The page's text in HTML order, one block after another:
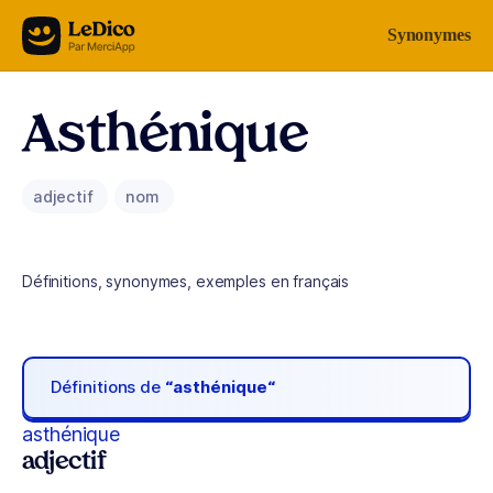
Aller au contenu Synonymes
Asthénique
adjectif nom
Définitions, synonymes, exemples en français
Définitions de “asthénique“
asthénique
adjectif